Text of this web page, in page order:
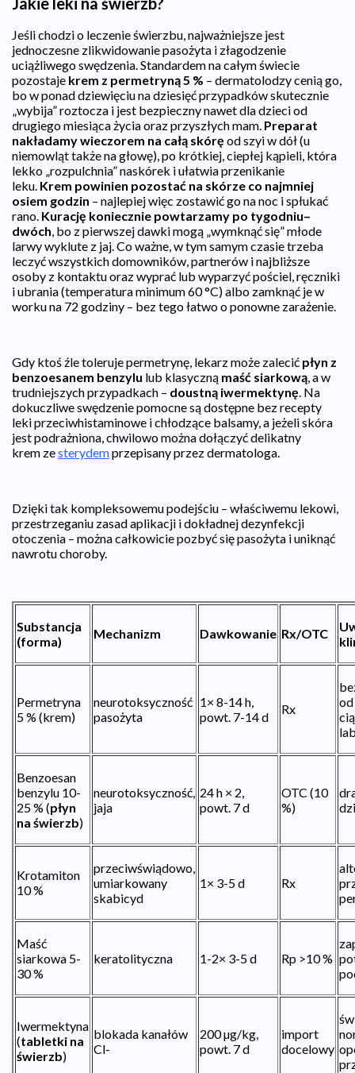
Jeśli chodzi o leczenie świerzbu, najważniejsze jest
jednoczesne zlikwidowanie pasożyta i złagodzenie
uciążliwego swędzenia. Standardem na całym świecie
pozostaje krem z permetryną 5 % – dermatolodzy cenią go,
bo w ponad dziewięciu na dziesięć przypadków skutecznie
„wybija” roztocza i jest bezpieczny nawet dla dzieci od
drugiego miesiąca życia oraz przyszłych mam. Preparat
nakładamy wieczorem na całą skórę od szyi w dół (u
niemowląt także na głowę), po krótkiej, ciepłej kąpieli, która
lekko „rozpulchnia” naskórek i ułatwia przenikanie
leku. Krem powinien pozostać na skórze co najmniej
osiem godzin – najlepiej więc zostawić go na noc i spłukać
rano. Kurację koniecznie powtarzamy po tygodniu–
dwóch, bo z pierwszej dawki mogą „wymknąć się” młode
larwy wyklute z jaj. Co ważne, w tym samym czasie trzeba
leczyć wszystkich domowników, partnerów i najbliższe
osoby z kontaktu oraz wyprać lub wyparzyć pościel, ręczniki
i ubrania (temperatura minimum 60 °C) albo zamknąć je w
worku na 72 godziny – bez tego łatwo o ponowne zarażenie.
Gdy ktoś źle toleruje permetrynę, lekarz może zalecić płyn z
benzoesanem benzylu lub klasyczną maść siarkową, a w
trudniejszych przypadkach – doustną iwermektynę. Na
dokuczliwe swędzenie pomocne są dostępne bez recepty
leki przeciwhistaminowe i chłodzące balsamy, a jeżeli skóra
jest podrażniona, chwilowo można dołączyć delikatny
krem zesterydemprzepisany przez dermatologa.
Dzięki tak kompleksowemu podejściu – właściwemu lekowi,
przestrzeganiu zasad aplikacji i dokładnej dezynfekcji
otoczenia – można całkowicie pozbyć się pasożyta i uniknąć
nawrotu choroby.
Substancja
(forma)
Mechanizm Dawkowanie Rx/OTC
Permetryna
5 % (krem)
neurotoksyczność
pasożyta
1× 8-14 h,
powt. 7-14 d
Rx
od
Benzoesan
benzylu 10-
25 % (płyn
na świerzb)
neurotoksyczność,
jaja
24 h × 2,
powt. 7 d
OTC (10
%)
Krotamiton
10 %
przeciwświądowo,
umiarkowany
skabicyd
1× 3-5 d Rx
Maść
siarkowa 5-
30 %
keratolityczna 1-2× 3-5 d Rp >10 %
Iwermektyna
(tabletki na
świerzb)
blokada kanałów
Cl-
200 µg/kg,
powt. 7 d
import
docelowy